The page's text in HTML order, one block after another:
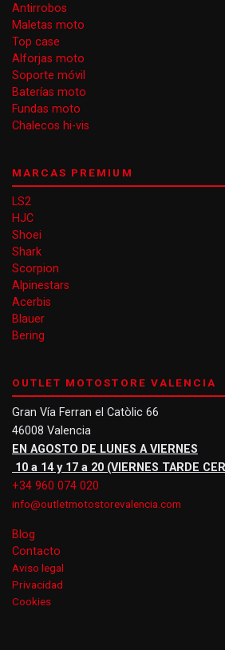
Antirrobos
Maletas moto
Top case
Alforjas moto
Soporte móvil
Baterías moto
Fundas moto
Chalecos hi-vis
MARCAS PREMIUM
LS2
HJC
Shoei
Shark
Scorpion
Alpinestars
Acerbis
Blauer
Bering
OUTLET MOTOSTORE VALENCIA
Gran Vía Ferran el Catòlic 66
46008 Valencia
EN AGOSTO DE LUNES A VIERNES
10 a 14 y 17 a 20 (VIERNES TARDE
+34 960 074 020
info@outletmotostorevalencia.com
Blog
Contacto
Aviso legal
Privacidad
Cookies